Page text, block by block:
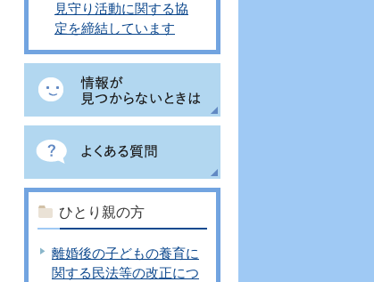
見守り活動に関する協
定を締結しています
ひとり親の方
離婚後の子どもの養育に
関する民法等の改正につ